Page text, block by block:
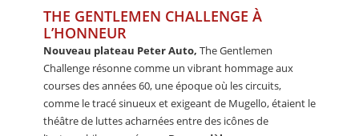
THE GENTLEMEN CHALLENGE À
L’HONNEUR
Nouveau plateau Peter Auto, The Gentlemen
Challenge résonne comme un vibrant hommage aux
courses des années 60, une époque où les circuits,
comme le tracé sinueux et exigeant de Mugello, étaient le
théâtre de luttes acharnées entre des icônes de